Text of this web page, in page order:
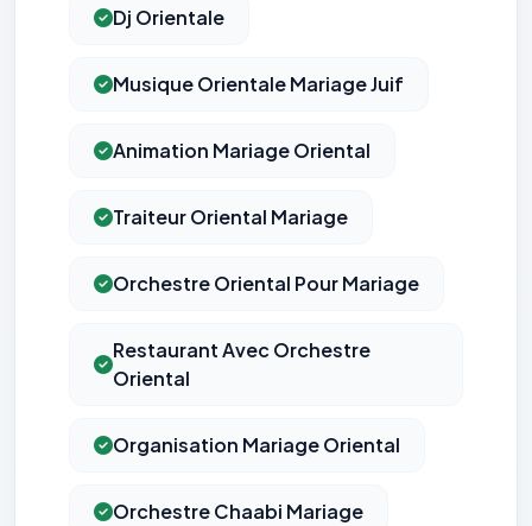
Dj Orientale
Musique Orientale Mariage Juif
Animation Mariage Oriental
Traiteur Oriental Mariage
Orchestre Oriental Pour Mariage
Restaurant Avec Orchestre
Oriental
Organisation Mariage Oriental
Orchestre Chaabi Mariage